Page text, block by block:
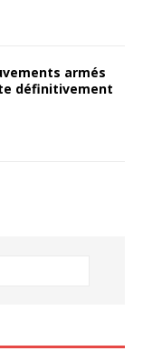
armés
définitivement